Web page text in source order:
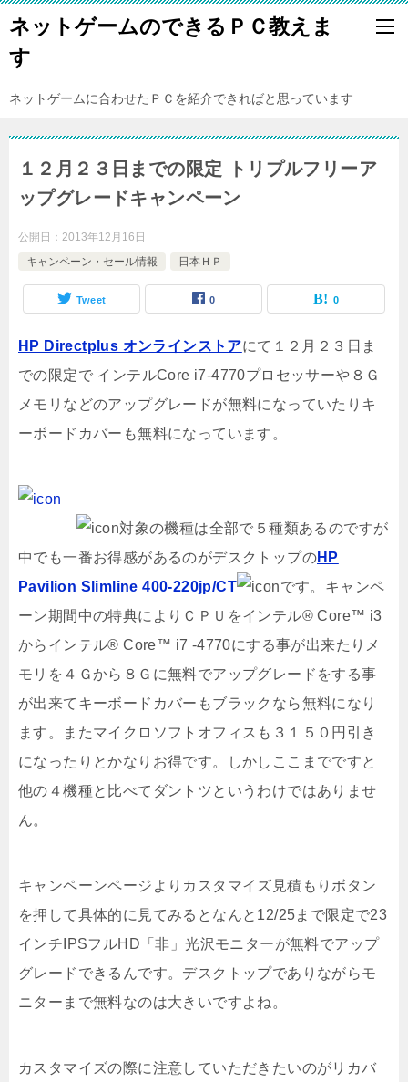
ネットゲームのできるＰＣ教えま
す
ネットゲームに合わせたＰＣを紹介できればと思っています
１２月２３日までの限定 トリプルフリーア
ップグレードキャンペーン
公開日： 2013年12月16日
キャンペーン・セール情報
日本ＨＰ
Tweet 0 0
HP Directplus オンラインストアにて１２月２３日ま
での限定で インテルCore i7-4770プロセッサーや８Ｇ
メモリなどのアップグレードが無料になっていたりキ
ーボードカバーも無料になっています。
対象の機種は全部で５種類あるのですが
中でも一番お得感があるのがデスクトップのHP
Pavilion Slimline 400-220jp/CT
です。キャンペ
ーン期間中の特典によりＣＰＵをインテル® Core™ i3
からインテル® Core™ i7 -4770にする事が出来たりメ
モリを４Ｇから８Ｇに無料でアップグレードをする事
が出来てキーボードカバーもブラックなら無料になり
ます。またマイクロソフトオフィスも３１５０円引き
になったりとかなりお得です。しかしここまでですと
他の４機種と比べてダントツというわけではありませ
ん。
キャンペーンページよりカスタマイズ見積もりボタン
を押して具体的に見てみるとなんと12/25まで限定で23
インチIPSフルHD「非」光沢モニターが無料でアップ
グレードできるんです。デスクトップでありながらモ
ニターまで無料なのは大きいですよね。
カスタマイズの際に注意していただきたいのがリカバ